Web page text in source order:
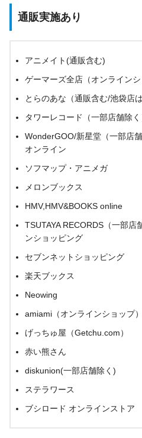
通販実施あり
アニメイト(通販含む)
ゲーマーズ全店（オンラインシ
とらのあな（通販含む/池袋店
タワーレコード（一部店舗除く
WonderGOO/新星堂（一部店
オンライン
ソフマップ・アニメガ
メロンブックス
HMV,HMV&BOOKS online
TSUTAYA RECORDS（一部店
ンショッピング
セブンネットショッピング
楽天ブックス
Neowing
amiami（オンラインショップ）
げっちゅ屋（Getchu.com）
赤い熊さん
diskunion(一部店舗除く)
ステラワース
ブシロード オンラインストア